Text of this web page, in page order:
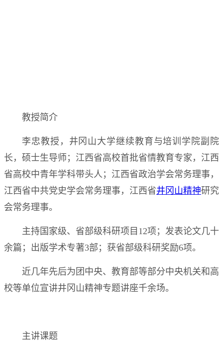
教授简介
李忠教授，井冈山大学继续教育与培训学院副院
长，硕士生导师；江西省高校首批省情教育专家，江西
省高校中青年学科带头人；江西省政治学会常务理事，
江西省中共党史学会常务理事，江西省井冈山精神研究
会常务理事。
主持国家级、省部级科研项目12项；发表论文几十
余篇；出版学术专著3部；获省部级科研奖励6项。
近几年先后为团中央、教育部等部分中央机关和高
校等单位宣讲井冈山精神专题讲座千余场。
主讲课题